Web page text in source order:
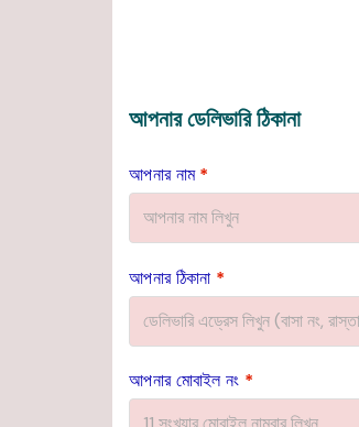
আপনার ডেলিভারি ঠিকানা
আপনার নাম*
আপনার ঠিকানা *
আপনার মোবাইল নং *